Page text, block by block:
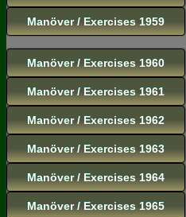
Manöver / Exercises 1959
Manöver / Exercises 1960
Manöver / Exercises 1961
Manöver / Exercises 1962
Manöver / Exercises 1963
Manöver / Exercises 1964
Manöver / Exercises 1965